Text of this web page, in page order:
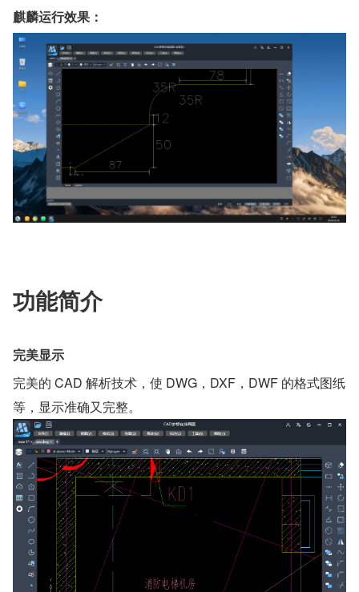
麒麟运行效果：
功能简介
完美显示
完美的 CAD 解析技术，使 DWG，DXF，DWF 的格式图纸
等，显示准确又完整。